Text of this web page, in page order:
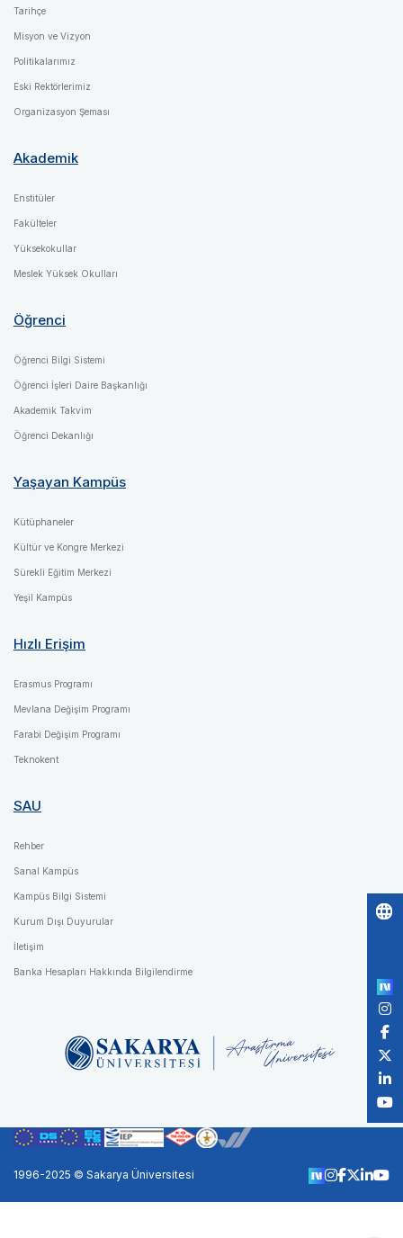
Tarihçe
Misyon ve Vizyon
Politikalarımız
Eski Rektörlerimiz
Organizasyon Şeması
Akademik
Enstitüler
Fakülteler
Yüksekokullar
Meslek Yüksek Okulları
Öğrenci
Öğrenci Bilgi Sistemi
Öğrenci İşleri Daire Başkanlığı
Akademik Takvim
Öğrenci Dekanlığı
Yaşayan Kampüs
Kütüphaneler
Kültür ve Kongre Merkezi
Sürekli Eğitim Merkezi
Yeşil Kampüs
Hızlı Erişim
Erasmus Programı
Mevlana Değişim Programı
Farabi Değişim Programı
Teknokent
SAU
Rehber
Sanal Kampüs
Kampüs Bilgi Sistemi
Kurum Dışı Duyurular
İletişim
Banka Hesapları Hakkında Bilgilendirme
1996-2025 © Sakarya Üniversitesi